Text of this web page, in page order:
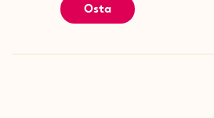
Osta